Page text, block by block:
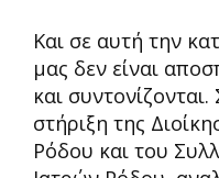
Και σε αυτή την
μας δεν είναι
και
στήριξη της
Ρόδου και του